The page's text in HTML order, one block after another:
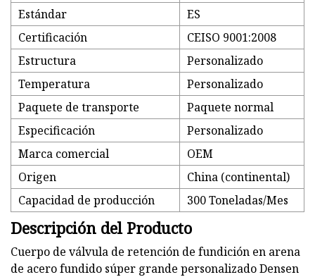
Estándar
ES
Certificación
CEISO 9001:2008
Estructura
Personalizado
Temperatura
Personalizado
Paquete de transporte
Paquete normal
Especificación
Personalizado
Marca comercial
OEM
Origen
China (continental)
Capacidad de producción
300 Toneladas/Mes
Descripción del Producto
Cuerpo de válvula de retención de fundición en arena
de acero fundido súper grande personalizado Densen